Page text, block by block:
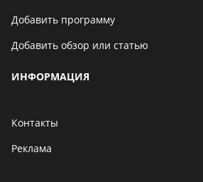
Добавить программу
Добавить обзор или статью
ИНФОРМАЦИЯ
Контакты
Реклама